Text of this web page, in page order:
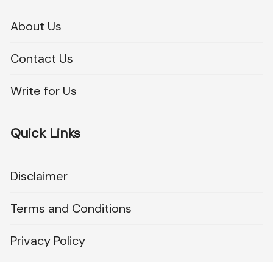
About Us
Contact Us
Write for Us
Quick Links
Disclaimer
Terms and Conditions
Privacy Policy